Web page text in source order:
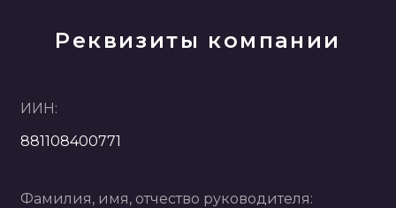
Реквизиты компании
ИИН:
881108400771
Фамилия, имя, отчество руководителя: